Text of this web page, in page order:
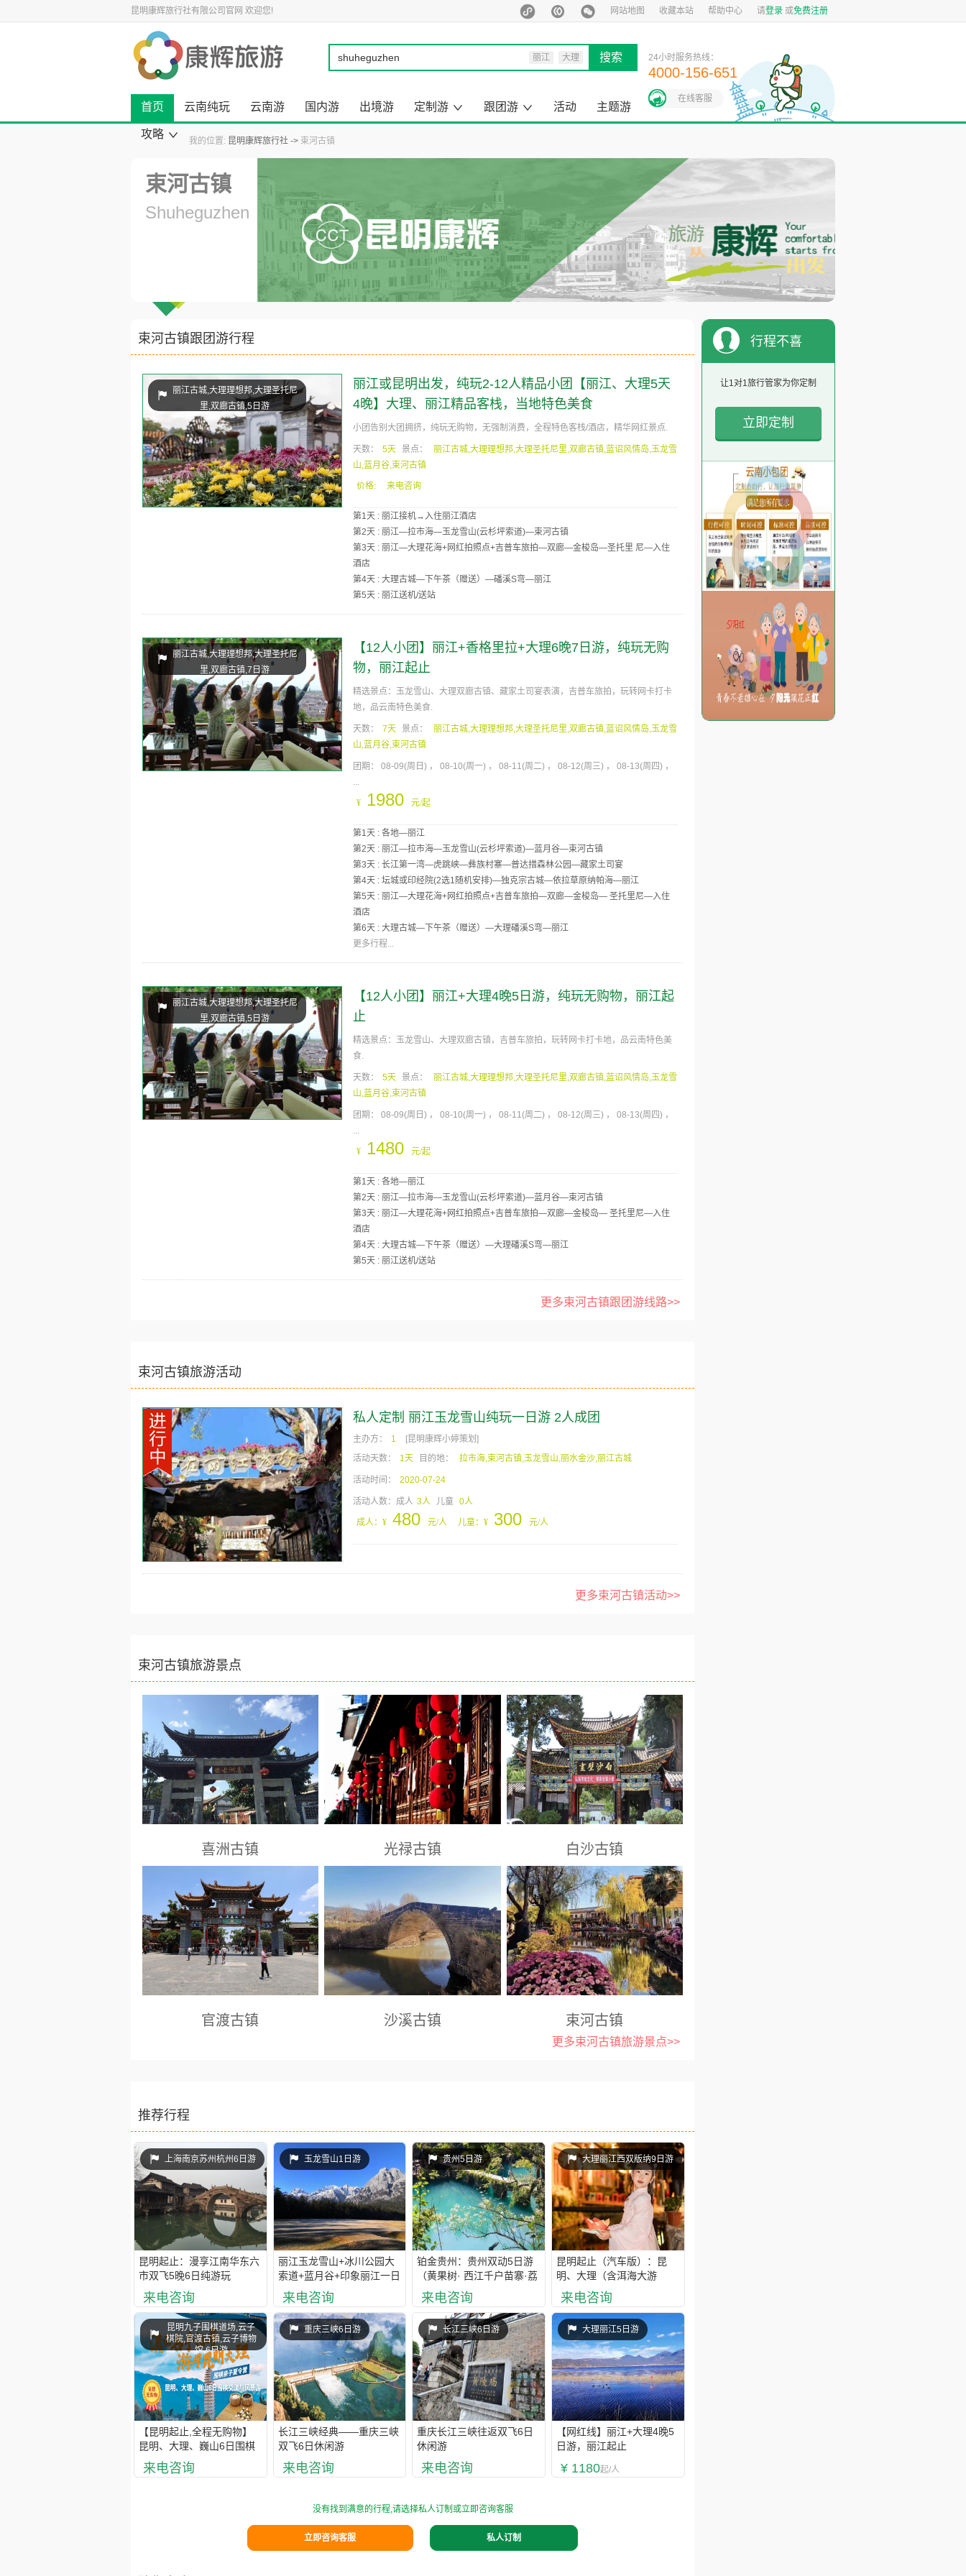
昆明康辉旅行社有限公司官网 欢迎您! 网站地图 收藏本站 帮助中心 请登录 或免费注册
丽江
大理
马尔代夫
搜索 24小时服务热线：
4000-156-651
在线客服
首页 云南纯玩 云南游 国内游 出境游
定制游
跟团游
活动 主题游
攻略
我的位置: 昆明康辉旅行社 束河古镇
束河古镇
Shuheguzhen
束河古镇跟团游行程
丽江古城,大理理想邦,大理圣托尼
里,双廊古镇,5日游
丽江或昆明出发，纯玩2-12人精品小团【丽江、大理5天
4晚】大理、丽江精品客栈，当地特色美食
小团告别大团拥挤，纯玩无购物，无强制消费，全程特色客栈/酒店，精华网红景点.
天数： 5天 景点：
丽江古城,大理理想邦,大理圣托尼里,双廊古镇,蓝诏风情岛,玉龙雪
山,蓝月谷,束河古镇
价格: 来电咨询
第1天 : 丽江接机→入住丽江酒店
第2天 : 丽江—拉市海—玉龙雪山(云杉坪索道)—束河古镇
第3天 : 丽江—大理花海+网红拍照点+吉普车旅拍—双廊—金梭岛—圣托里 尼—入住
酒店
第4天 : 大理古城—下午茶（赠送）—磻溪S弯—丽江
第5天 : 丽江送机/送站
丽江古城,大理理想邦,大理圣托尼
里,双廊古镇,7日游
【12人小团】丽江+香格里拉+大理6晚7日游，纯玩无购
物，丽江起止
精选景点：玉龙雪山、大理双廊古镇、藏家土司宴表演，吉普车旅拍，玩转网卡打卡
地，品云南特色美食.
天数： 7天 景点：
丽江古城,大理理想邦,大理圣托尼里,双廊古镇,蓝诏风情岛,玉龙雪
山,蓝月谷,束河古镇
团期：08-09(周日) 08-10(周一) 08-11(周二) 08-12(周三)
08-13(周四)
¥ 1980 元/起
第1天 : 各地—丽江
第2天 : 丽江—拉市海—玉龙雪山(云杉坪索道)—蓝月谷—束河古镇
第3天 : 长江第一湾—虎跳峡—彝族村寨—普达措森林公园—藏家土司宴
第4天 : 坛城或印经院(2选1随机安排)—独克宗古城—依拉草原纳帕海—丽江
第5天 : 丽江—大理花海+网红拍照点+吉普车旅拍—双廊—金梭岛— 圣托里尼—入住
酒店
第6天 : 大理古城—下午茶（赠送）—大理磻溪S弯—丽江
更多行程...
丽江古城,大理理想邦,大理圣托尼
里,双廊古镇,5日游
【12人小团】丽江+大理4晚5日游，纯玩无购物，丽江起
止
精选景点：玉龙雪山、大理双廊古镇，吉普车旅拍，玩转网卡打卡地，品云南特色美
食.
天数： 5天 景点：
丽江古城,大理理想邦,大理圣托尼里,双廊古镇,蓝诏风情岛,玉龙雪
山,蓝月谷,束河古镇
团期：08-09(周日) 08-10(周一) 08-11(周二) 08-12(周三)
08-13(周四)
¥ 1480 元/起
第1天 : 各地—丽江
第2天 : 丽江—拉市海—玉龙雪山(云杉坪索道)—蓝月谷—束河古镇
第3天 : 丽江—大理花海+网红拍照点+吉普车旅拍—双廊—金梭岛— 圣托里尼—入住
酒店
第4天 : 大理古城—下午茶（赠送）—大理磻溪S弯—丽江
第5天 : 丽江送机/送站
更多束河古镇跟团游线路>>
束河古镇旅游活动
私人定制 丽江玉龙雪山纯玩一日游 2人成团
主办方： 1
[昆明康辉小婷策划]
活动天数：
1天 目的地： 拉市海,束河古镇,玉龙雪山,丽水金沙,丽江古城
活动时间： 2020-07-24
活动人数：成人 3人 儿童 0人
成人：¥ 480 元/人 儿童：¥ 300 元/人
更多束河古镇活动>>
束河古镇旅游景点
喜洲古镇
大理景点： 喜洲位于大理古城以北
18公里处，东临洱海，西枕苍山，
喜洲是重要的白族聚居的城镇，这里
有着保存最多、最好的白族民居建筑
群。从布局上看是典型的“三坊一照
壁”及“四合五天井”的白族庭院格局。
飞檐、门楼、照壁、山墙的彩画装饰
光禄古镇
姚安县景点： 光禄古镇位于云南省
楚雄州姚安县县城北部12公里处，
历史悠久，山川秀美，名胜古迹众
多，现保存有众多高品质的旅游景
点。光禄古镇素有“迤西文化名邦”、
“花灯之乡”的美称。
白沙古镇
丽江景点： 白沙古镇位于丽江城北
约10公里，北临玉龙雪山，南至龙
泉，西依芝山，是纳西族的古都、世
界级“古纳西王国 ” [1] ，曾经是纳西
族丽江政治、经济、商贸和文化的中
心。作为纳西族文化的重要发源地之
划城镇的经验。 是世界文化遗产“丽
江古城”的组成部分之一，位于玉龙
官渡古镇
坊)位于昆明东南郊 8 公里处，地处
方公里。 官渡古镇文化古迹众多，
人文景观丰富， 在不到 1.5 平方公
里的面积内就有唐、 宋、 元、明、
清时期的五山、六寺、七阁、八庙等
多处景观。
沙溪古镇 束河古镇
他的记述中这样写道:"过一枯涧石
桥，西瞻中海，柳暗波萦，有大聚落
临其上，是为十和院"。"十和"即今束
河古镇之古称。
更多束河古镇旅游景点>>
推荐行程
上海南京苏州杭州6日游
昆明起止：漫享江南华东六
市双飞5晚6日纯游玩
来电咨询
玉龙雪山1日游
丽江玉龙雪山+冰川公园大
索道+蓝月谷+印象丽江一日
游 纯玩私人定制 2人成团
来电咨询
贵州5日游
铂金贵州：贵州双动5日游
（黄果树· 西江千户苗寨·荔
波小七孔·蝴蝶妈妈表演·蚩
尤文化非遗博物馆·多彩贵
州城·青岩古镇）
来电咨询
大理丽江西双版纳9日游
昆明起止（汽车版）：昆
明、大理（含洱海大游
船）、丽江（云坪杉索道
+丽江大型歌舞）、西双版
纳9日游
来电咨询
昆明九子围棋道场,云子
棋院,官渡古镇,云子博物
馆,6日游
【昆明起止,全程无购物】
昆明、大理、巍山6日围棋
交流与风景游
来电咨询
重庆三峡6日游
长江三峡经典——重庆三峡
双飞6日休闲游
来电咨询
长江三峡6日游
重庆长江三峡往返双飞6日
休闲游
来电咨询
大理丽江5日游
【网红线】丽江+大理4晚5
日游，丽江起止
¥ 1180起/人
没有找到满意的行程,请选择私人订制或立即咨询客服
立即咨询客服 私人订制
行程不喜
让1对1旅行管家为你定制
立即定制